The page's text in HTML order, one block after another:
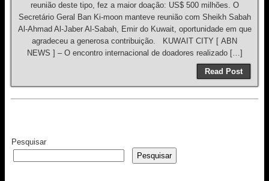
reunião deste tipo, fez a maior doação: US$ 500 milhões. O
Secretário Geral Ban Ki-moon manteve reunião com Sheikh Sabah
Al-Ahmad Al-Jaber Al-Sabah, Emir do Kuwait, oportunidade em que
agradeceu a generosa contribuição. KUWAIT CITY [ ABN
NEWS ] – O encontro internacional de doadores realizado […]
Read Post
Pesquisar
Pesquisar